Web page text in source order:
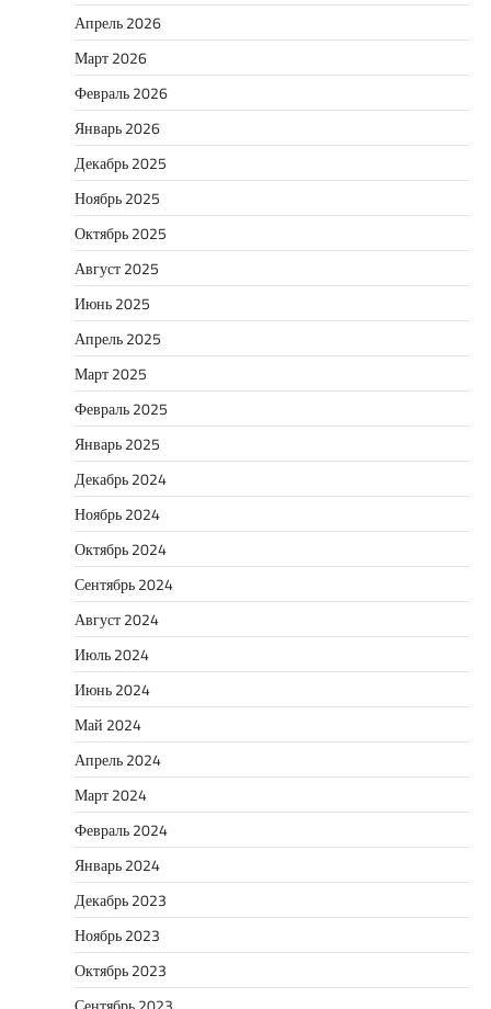
Апрель 2026
Март 2026
Февраль 2026
Январь 2026
Декабрь 2025
Ноябрь 2025
Октябрь 2025
Август 2025
Июнь 2025
Апрель 2025
Март 2025
Февраль 2025
Январь 2025
Декабрь 2024
Ноябрь 2024
Октябрь 2024
Сентябрь 2024
Август 2024
Июль 2024
Июнь 2024
Май 2024
Апрель 2024
Март 2024
Февраль 2024
Январь 2024
Декабрь 2023
Ноябрь 2023
Октябрь 2023